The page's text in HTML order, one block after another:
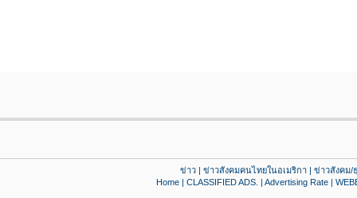
ข่าว| ข่าวสังคมคนไทยในอเมริกา| ข่าวสังคม/
Home| CLASSIFIED ADS. | Advertising Rate|